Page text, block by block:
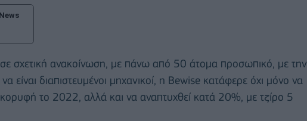
σχετική ανακοίνωση, με πάνω από 50 άτομα προσωπικό, με την
είναι διαπιστευμένοι μηχανικοί, η Bewise κατάφερε όχι μόνο να
κορυφή το 2022, αλλά και να αναπτυχθεί κατά 20%, με τζίρο 5